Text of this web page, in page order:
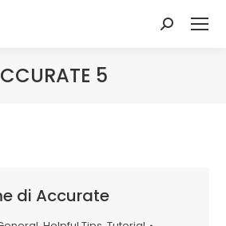
Search:
5
di Accurate